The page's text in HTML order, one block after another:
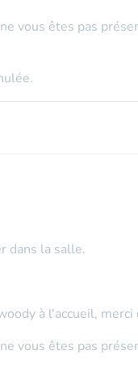
vous êtes pas
dans la salle.
à l'accueil,
vous êtes pas